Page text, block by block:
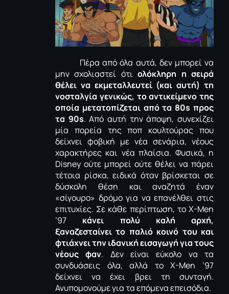
Πέρα από όλα αυτά, δεν μπορεί να
μην σχολιαστεί ότιολόκληρη η σειρά
θέλει να εκμεταλλευτεί (και αυτή) τη
νοσταλγία γενικώς, το αντικείμενο της
οποία μετατοπίζεται από τα 80s προς
τα 90s. Από αυτή την άποψη, συνεχίζει
μία πορεία της ποπ κουλτούρας που
δείχνει φοβική με νέα σενάρια, νέους
χαρακτήρες και νέα πλαίσια. Φυσικά, η
Disney ούτε μπορεί ούτε θέλει να πάρει
τέτοια ρίσκα, ειδικά όταν βρίσκεται σε
δύσκολη θέση και αναζητά έναν
«σίγουρο» δρόμο για να επανέλθει στις
επιτυχίες. Σε κάθε περίπτωση, το X-Men
’97 κάνει πολύ καλή αρχή,
ξαναζεσταίνει το παλιό κοινό του και
φτιάχνει την ιδανική εισαγωγή για τους
νέους φαν. Δεν είναι εύκολο να τα
συνδυάσεις όλα, αλλά το X-Men ’97
δείχνει να έχει βρει τη συνταγή.
Ανυπομονούμε για τα επόμενα επεισόδια.